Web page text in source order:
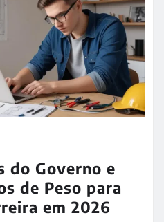
do Governo e
de Peso para
em 2026